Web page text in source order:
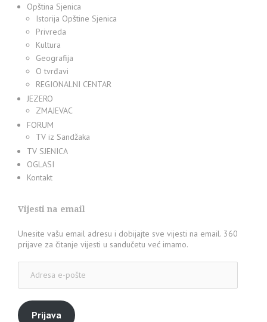
Opština Sjenica
Istorija Opštine Sjenica
Privreda
Kultura
Geografija
O tvrđavi
REGIONALNI CENTAR
JEZERO
ZMAJEVAC
FORUM
TV iz Sandžaka
TV SJENICA
OGLASI
Kontakt
Vijesti na email
Unesite vašu email adresu i dobijajte sve vijesti na email. 360
prijave za čitanje vijesti u sandučetu već imamo.
pošte
Prijava